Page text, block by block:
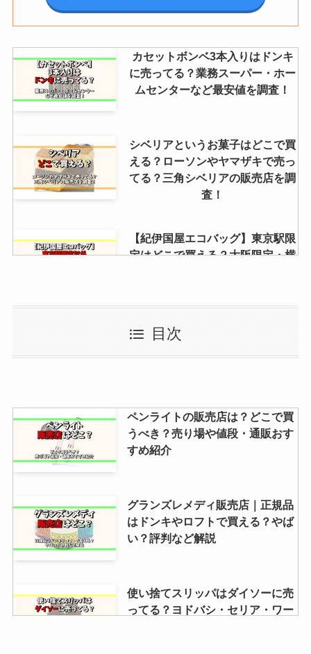
カセットボンベ3本入りはドンキ
に売ってる？業務スーパー・ホー
ムセンターなど最安値を調査！
シベリアというお菓子はどこで買
える？ローソンやヤマザキで売っ
てる？三角シベリアの販売店を調
査！
【紀伊国屋エコバッグ】東京駅限
定はどこで買える？大阪限定・横
カリポリが販売終了した理由はな
ぜ？似たお菓子はある？通販で買
える代替品紹介
コンビニで二郎系ラーメン売って
ない？ファミマやセブンイレブン
やローソンでいつまで購入可能？
板あめはどこで売ってる？新宿や
大阪で売ってる店舗は？amazon
で買える？値段も調査
ウルリス販売終了なぜ？金木犀は
無い？どこで売ってるか・販売店
目次
ペンライトの販売店は？どこで買
うべき？売り場や値段・通販おす
すめ紹介
グランズレメディ販売店｜正規品
はドンキやロフトで買える？やば
い？評判など解説
使い捨てスリッパはダイソーに売
ってる？ヨドバシ・セリア・ワー